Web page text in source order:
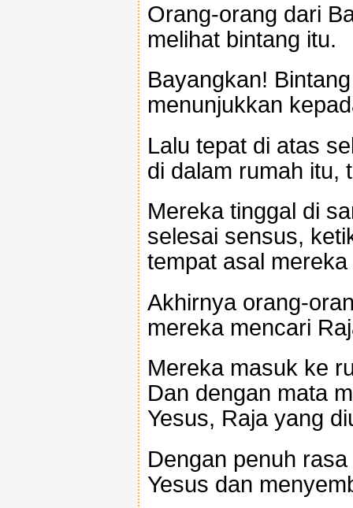
Orang-orang dari
melihat bintang itu.
Bayangkan!
menunjukkan
Lalu tepat di atas
di dalam rumah itu,
Mereka tinggal di
selesai sensus,
tempat asal
Akhirnya orang-
mereka mencari
Mereka masuk ke
Dan dengan mata
Yesus, Raja yang
Dengan penuh
Yesus dan